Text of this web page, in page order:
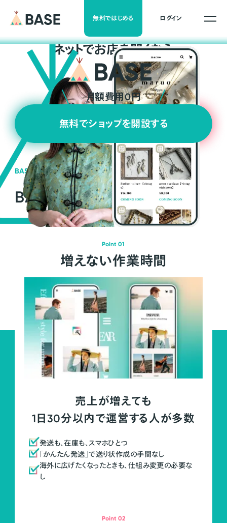
無料ではじめる ログイン
ネットでお店を開くなら
月額費用0円
無料でショップを開設する
BASEの強み
BASEが強い3つの理由
Point 01
増えない作業時間
売上が増えても
1日30分以内で運営する人が多数
発送も、在庫も、スマホひとつ
「かんたん発送」で送り状作成の手間なし
海外に広げたくなったときも、仕組み変更の必要な
し
Point 02